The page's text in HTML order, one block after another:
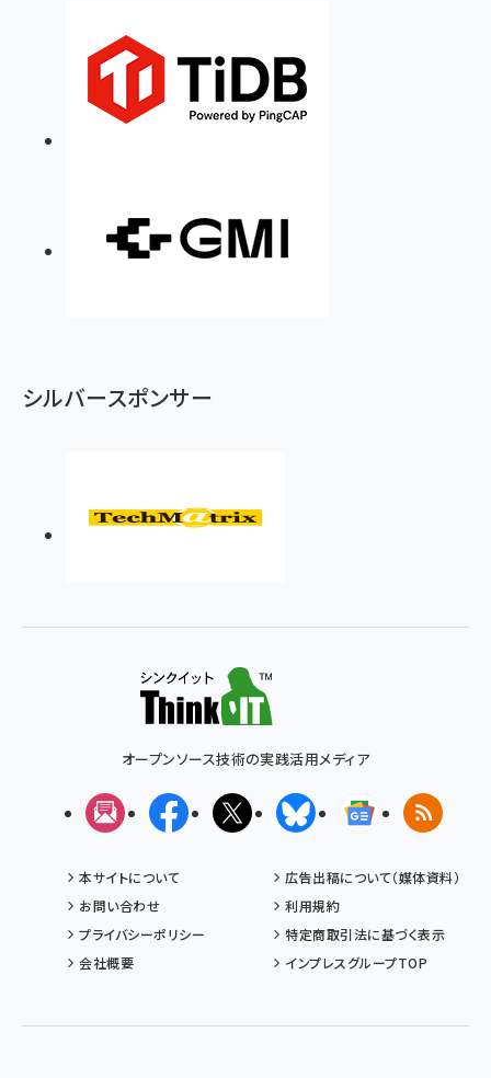
シルバースポンサー
オープンソース技術の実践活用メディア
メルマガFacebookX(エックス)BlueskyGoogleニュ
RSS
本サイトについて
広告出稿について（媒体資料）
お問い合わせ
利用規約
プライバシーポリシー
特定商取引法に基づく表示
会社概要
インプレスグループTOP